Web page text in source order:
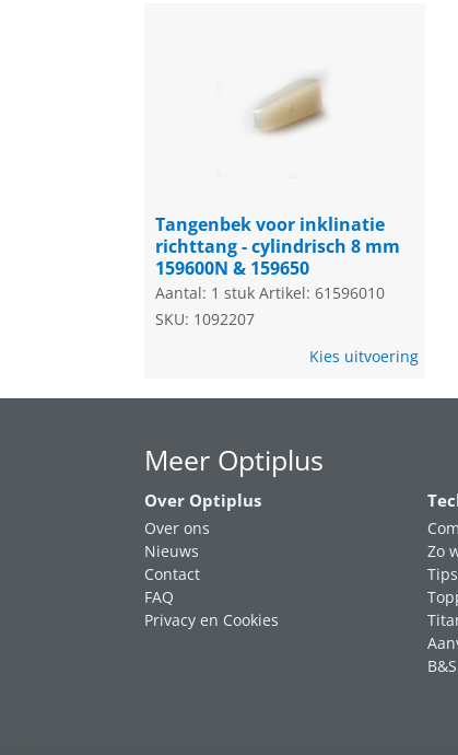
Tangenbek voor inklinatie
richttang - cylindrisch 8 mm
159600N & 159650
Aantal: 1 stuk Artikel: 61596010
SKU: 1092207
Kies uitvoering
Meer Optiplus
Over Optiplus
Over ons
Nieuws
Contact
FAQ
Privacy en Cookies
Zo
B&S